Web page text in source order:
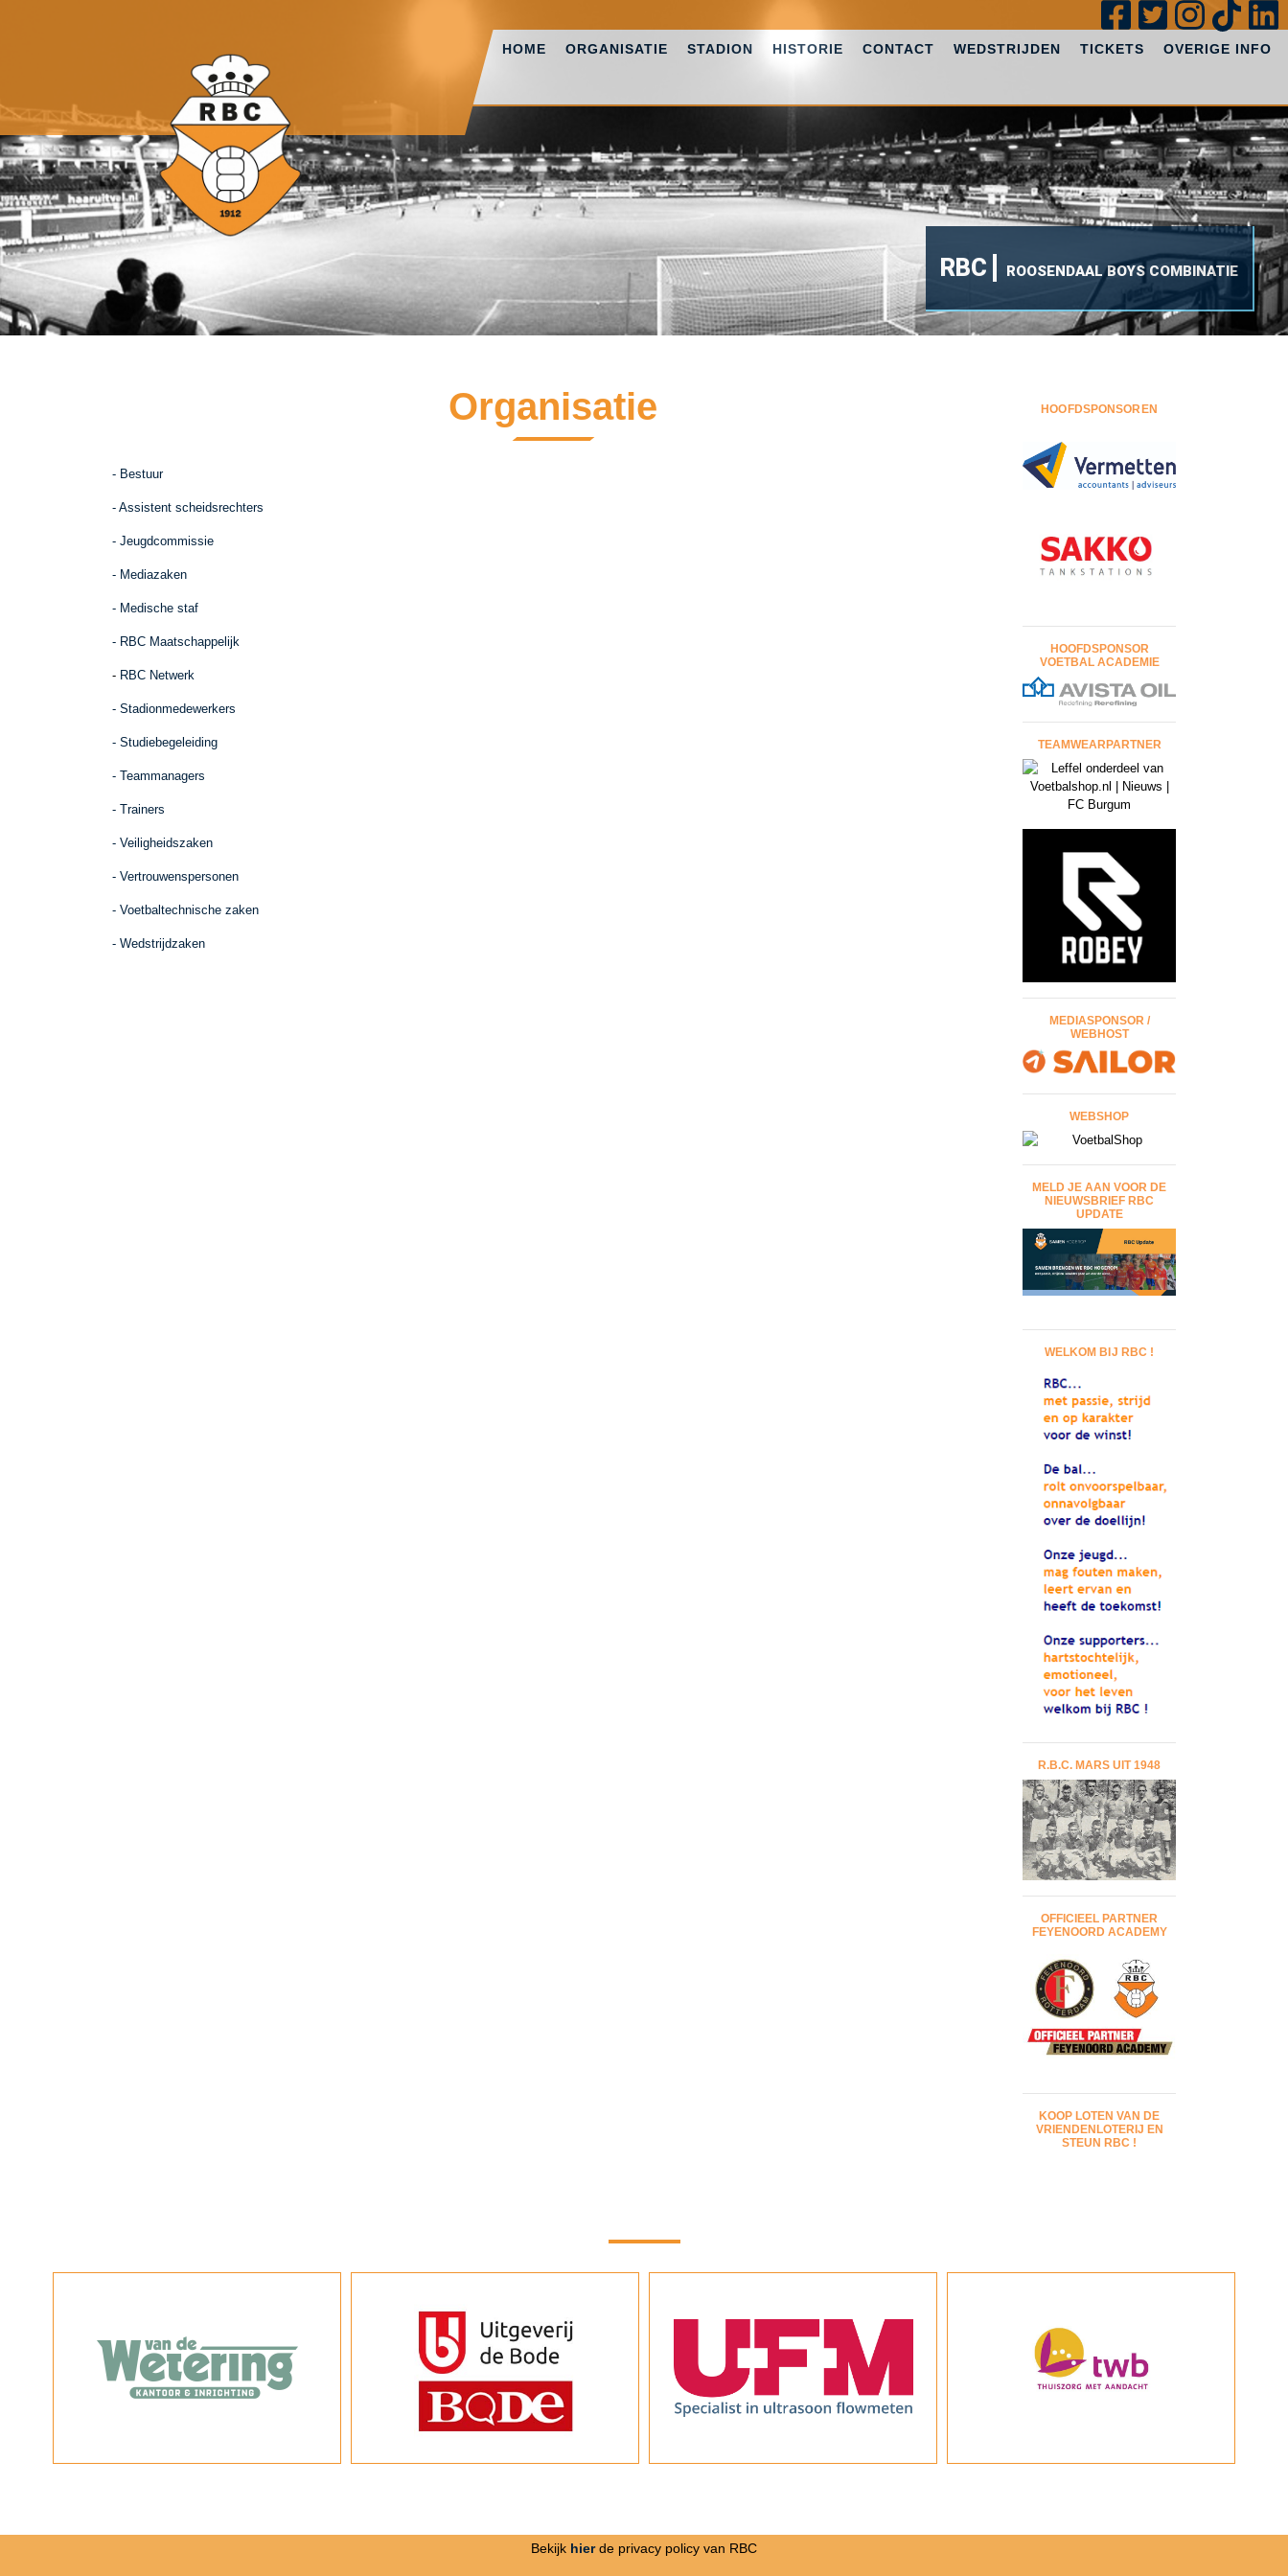
RBC ROOSENDAAL BOYS COMBINATIE
HOME ORGANISATIE STADION HISTORIE CONTACT WEDSTRIJDEN TICKETS OVERIGE INFO
Organisatie
- Bestuur
- Assistent scheidsrechters
- Jeugdcommissie
- Mediazaken
- Medische staf
- RBC Maatschappelijk
- RBC Netwerk
- Stadionmedewerkers
- Studiebegeleiding
- Teammanagers
- Trainers
- Veiligheidszaken
- Vertrouwenspersonen
- Voetbaltechnische zaken
- Wedstrijdzaken
HOOFDSPONSOREN
HOOFDSPONSOR
VOETBAL ACADEMIE
TEAMWEARPARTNER
MEDIASPONSOR /
WEBHOST
WEBSHOP
MELD JE AAN VOOR DE
NIEUWSBRIEF RBC
UPDATE
WELKOM BIJ RBC !
R.B.C. MARS UIT 1948
OFFICIEEL PARTNER
FEYENOORD ACADEMY
KOOP LOTEN VAN DE
VRIENDENLOTERIJ EN
STEUN RBC !
Bekijk hier de privacy policy van RBC